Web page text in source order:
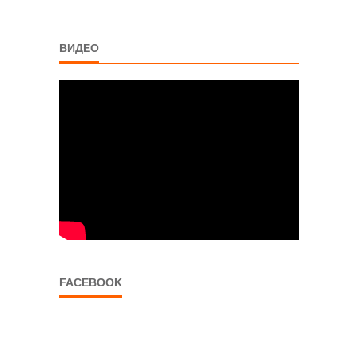
ВИДЕО
FACEBOOK